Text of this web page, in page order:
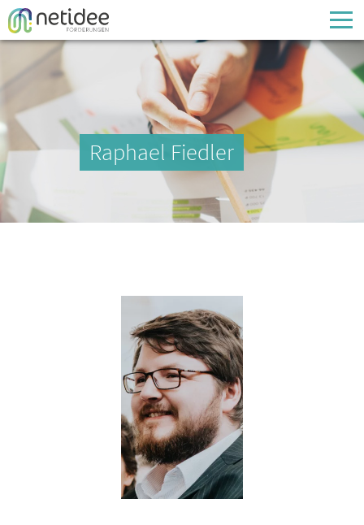
Enter your username or email address
Passwort
Passwort vergessen
Raphael Fiedler